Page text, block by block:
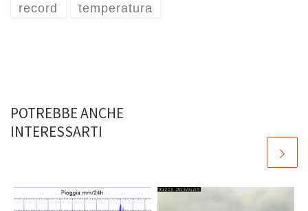
record temperatura
POTREBBE ANCHE
INTERESSARTI